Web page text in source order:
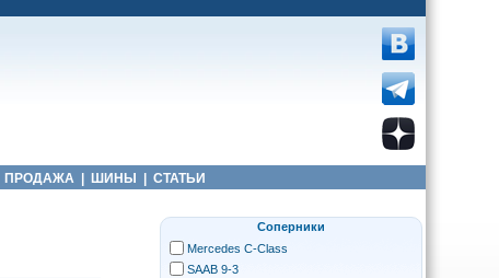
ПРОДАЖА ШИНЫ СТАТЬИ
Соперники
Mercedes C-Class
SAAB 9-3